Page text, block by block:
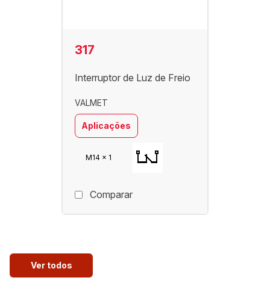
317
Interruptor de Luz de Freio
VALMET
Aplicações
M14 x 1
Comparar
Ver todos